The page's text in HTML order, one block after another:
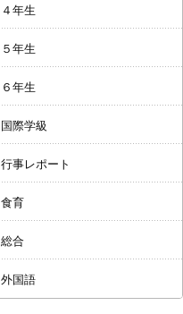
４年生
５年生
６年生
国際学級
行事レポート
食育
総合
外国語